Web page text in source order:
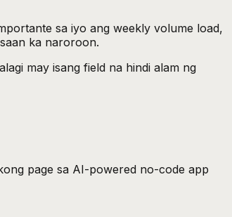
sa iyo ang weekly volume load,
ka naroroon.
may isang field na hindi alam ng
page sa AI-powered no-code app